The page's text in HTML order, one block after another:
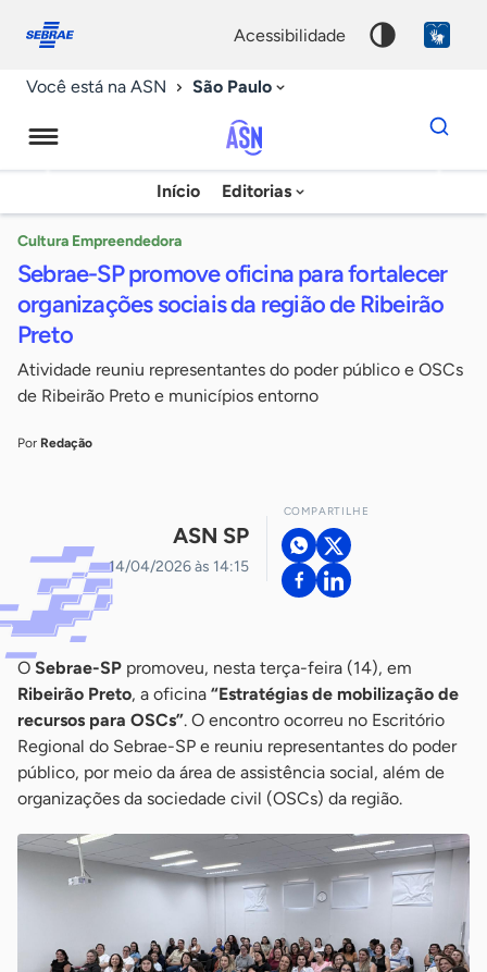
conosco
acessibilidade
Você está na ASN São Paulo
Agência
Sebrae
Notícias
Início Editorias
Dados
para
chave
Cultura Empreendedora
Sebrae-SP promove oficina para fortalecer
organizações sociais da região de Ribeirão
Preto
Atividade reuniu representantes do poder público e OSCs
de Ribeirão Preto e municípios entorno
Por Redação
ASN SP
14/04/2026 às 14:15
COMPARTILHE
O Sebrae-SP promoveu, nesta terça-feira (14), em
Ribeirão Preto, a oficina “Estratégias de mobilização de
recursos para OSCs”. O encontro ocorreu no Escritório
Regional do Sebrae-SP e reuniu representantes do poder
público, por meio da área de assistência social, além de
organizações da sociedade civil (OSCs) da região.